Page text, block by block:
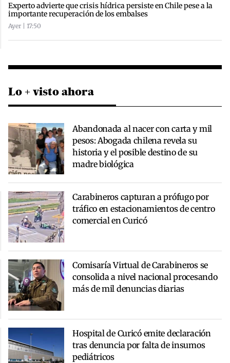
Experto advierte que crisis hídrica persiste en Chile pese a la
importante recuperación de los embalses
Ayer | 17:50
Lo + visto ahora
Abandonada al nacer con carta y mil
pesos: Abogada chilena revela su
historia y el posible destino de su
madre biológica
Carabineros capturan a prófugo por
tráfico en estacionamientos de centro
comercial en Curicó
Comisaría Virtual de Carabineros se
consolida a nivel nacional procesando
más de mil denuncias diarias
Hospital de Curicó emite declaración
tras denuncia por falta de insumos
pediátricos